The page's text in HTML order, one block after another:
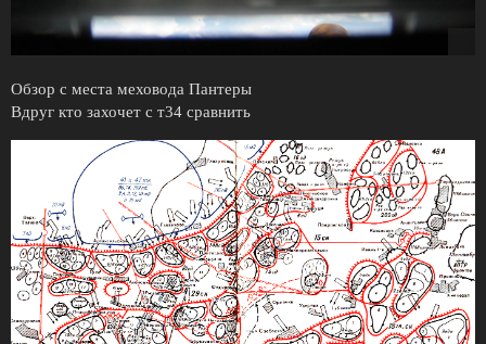
Обзор с места меховода Пантеры
Вдруг кто захочет с т34 сравнить